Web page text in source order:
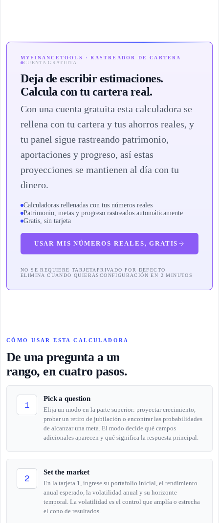
MYFINANCETOOLS · RASTREADOR DE CARTERA
CUENTA GRATUITA
Deja de escribir estimaciones.
Calcula con tu cartera real.
Con una cuenta gratuita esta calculadora se
rellena con tu cartera y tus ahorros reales, y
tu panel sigue rastreando patrimonio,
aportaciones y progreso, así estas
proyecciones se mantienen al día con tu
dinero.
Calculadoras rellenadas con tus números reales
Patrimonio, metas y progreso rastreados automáticamente
Gratis, sin tarjeta
USAR MIS NÚMEROS REALES, GRATIS
NO SE REQUIERE TARJETA PRIVADO POR DEFECTO
ELIMINA CUANDO QUIERAS CONFIGURACIÓN EN 2 MINUTOS
CÓMO USAR ESTA CALCULADORA
De una pregunta a un
rango, en cuatro pasos.
1
Pick a question
Elija un modo en la parte superior: proyectar crecimiento,
probar un retiro de jubilación o encontrar las probabilidades
de alcanzar una meta. El modo decide qué campos
adicionales aparecen y qué significa la respuesta principal.
2
Set the market
En la tarjeta 1, ingrese su portafolio inicial, el rendimiento
anual esperado, la volatilidad anual y su horizonte
temporal. La volatilidad es el control que amplía o estrecha
el cono de resultados.